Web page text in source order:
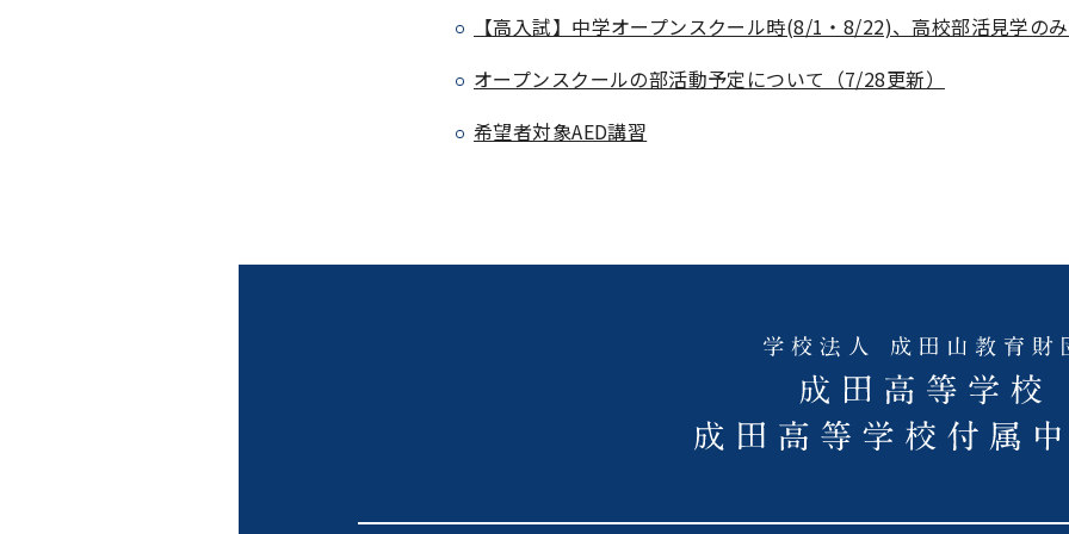
【高入試】中学オープンスクール時(8/1・8/22)、高校部活見学の
オープンスクールの部活動予定について（7/28更新）
希望者対象AED講習